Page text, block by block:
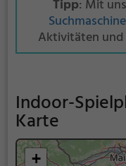
Tipp: Mit
Suchmaschine
Aktivitäten und
Indoor-
Karte
+